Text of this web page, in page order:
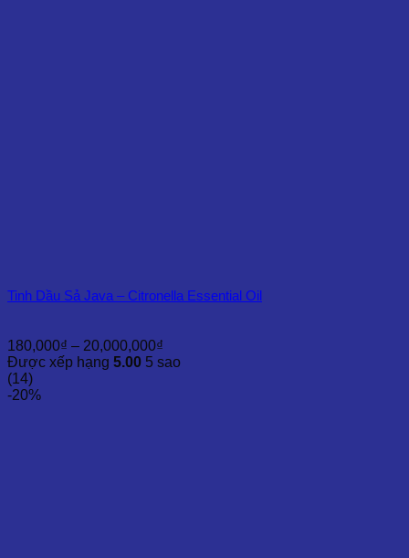
Tinh Dầu Sả Java – Citronella Essential Oil
180,000₫ – 20,000,000₫
giá:
Được xếp hạng 5.00 5 sao
(14)
-20%